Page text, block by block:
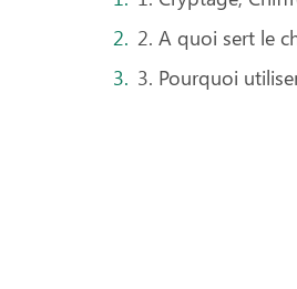
2. A quoi sert le
3. Pourquoi